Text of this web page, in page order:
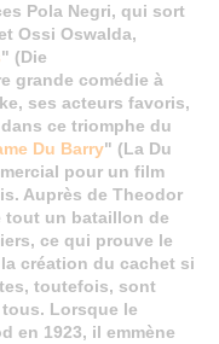
Pola Negri, qui sort
Ossi Oswalda,
" (Die
grande comédie à
ses acteurs favoris,
ce triomphe du
Du Barry" (La Du
pour un film
Auprès de Theodor
tout un bataillon de
ce qui prouve le
création du cachet si
toutefois, sont
Lorsque le
en 1923, il emmène